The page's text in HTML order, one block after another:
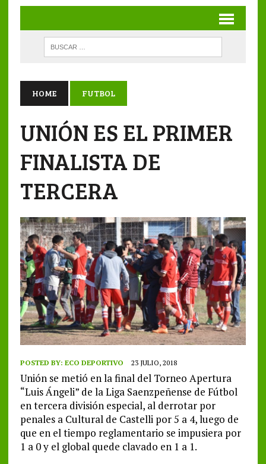
HOME FUTBOL
UNIÓN ES EL PRIMER
FINALISTA DE
TERCERA
POSTED BY: ECO DEPORTIVO 23 JULIO, 2018
Unión se metió en la final del Torneo Apertura
“Luis Ángeli” de la Liga Saenzpeñense de Fútbol
en tercera división especial, al derrotar por
penales a Cultural de Castelli por 5 a 4, luego de
que en el tiempo reglamentario se impusiera por
1 a 0 y el global quede clavado en 1 a 1.